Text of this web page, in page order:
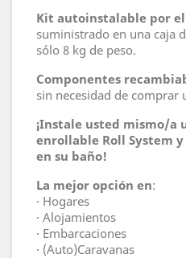
Kit autoinstalable por
suministrado en una caja
sólo 8 kg de peso.
Componentes
sin necesidad de comprar
¡Instale usted mismo/a
enrollable Roll System
en su baño!
La mejor opción en:
· Hogares
· Alojamientos
· Embarcaciones
· (Auto)Caravanas